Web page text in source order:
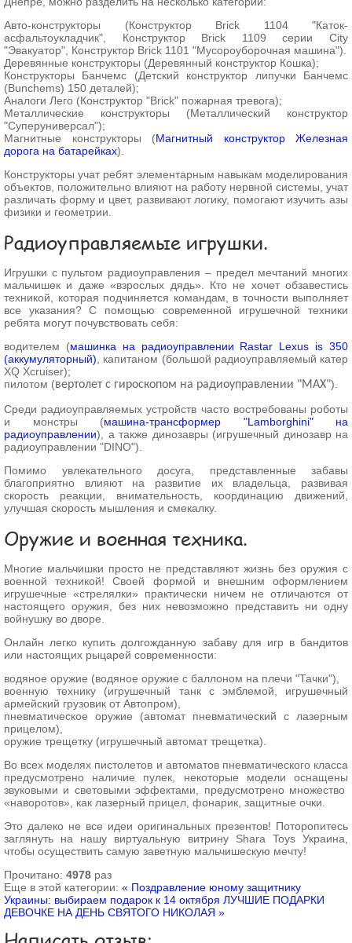
Авто-конструкторы (Конструктор Brick 1104 "Каток-
асфальтоукладчик", Конструктор Brick 1109 серии City
"Эвакуатор", Конструктор Brick 1101 "Мусороуборочная машина").
Деревянные конструкторы (Деревянный конструктор Кошка);
Конструкторы Банчемс (Детский конструктор липучки Банчемс
(Bunchems‎) 150 деталей);
Аналоги Лего (Конструктор "Brick" пожарная тревога);
Металлические конструкторы (Металлический конструктор
"Суперуниверсал");
Магнитные конструкторы (Магнитный конструктор Железная
дорога на батарейках).
Конструкторы учат ребят элементарным навыкам моделирования
объектов, положительно влияют на работу нервной системы, учат
различать форму и цвет, развивают логику, помогают изучить азы
физики и геометрии.
Радиоуправляемые игрушки.
Игрушки с пультом радиоуправления – предел мечтаний многих
мальчишек и даже «взрослых дядь». Кто не хочет обзавестись
техникой, которая подчиняется командам, в точности выполняет
все указания? С помощью современной игрушечной техники
ребята могут почувствовать себя:
водителем (машинка на радиоуправлении Rastar Lexus is 350
(аккумуляторный) , капитаном (большой радиоуправляемый катер
XQ Xcruiser);
пилотом (вертолет с гироскопом на радиоуправлении "MAX").
Среди радиоуправляемых устройств часто востребованы роботы
и монстры (машина-трансформер "Lamborghini" на
радиоуправлении), а также динозавры (игрушечный динозавр на
радиоуправлении "DINO").
Помимо увлекательного досуга, представленные забавы
благоприятно влияют на развитие их владельца, развивая
скорость реакции, внимательность, координацию движений,
улучшая скорость мышления и смекалку.
Оружие и военная техника.
Многие мальчишки просто не представляют жизнь без оружия с
военной техникой! Своей формой и внешним оформлением
игрушечные «стрелялки» практически ничем не отличаются от
настоящего оружия, без них невозможно представить ни одну
войнушку во дворе.
Онлайн легко купить долгожданную забаву для игр в бандитов
или настоящих рыцарей современности:
водяное оружие (водяное оружие с баллоном на плечи "Тачки"),
военную технику (игрушечный танк с эмблемой, игрушечный
армейский грузовик от Автопром),
пневматическое оружие (автомат пневматический с лазерным
прицелом),
оружие трещетку (игрушечный автомат трещетка).
Во всех моделях пистолетов и автоматов пневматического класса
предусмотрено наличие пулек, некоторые модели оснащены
звуковыми и световыми эффектами, предусмотрено множество
«наворотов», как лазерный прицел, фонарик, защитные очки.
Это далеко не все идеи оригинальных презентов! Поторопитесь
заглянуть на нашу виртуальную витрину Shara Toys Украина,
чтобы осуществить самую заветную мальчишескую мечту!
Прочитано: 4978 раз
Еще в этой категории: « Поздравление юному защитнику
Украины: выбираем подарок к 14 октября ЛУЧШИЕ ПОДАРКИ
ДЕВОЧКЕ НА ДЕНЬ СВЯТОГО НИКОЛАЯ »